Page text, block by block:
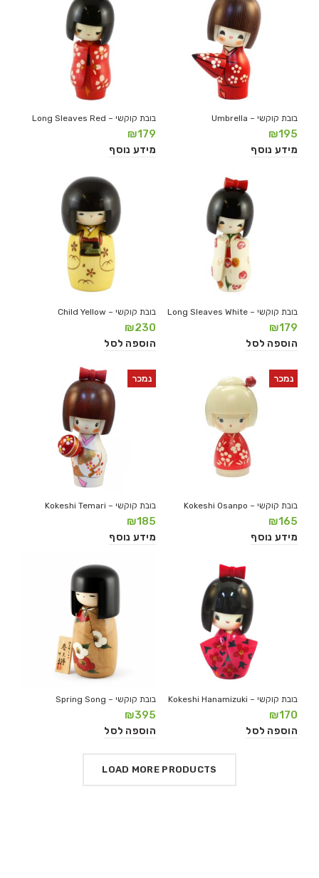
בובת קוקשי – Umbrella
₪195
מידע נוסף
בובת קוקשי – Long Sleaves Red
₪179
מידע נוסף
בובת קוקשי – Long Sleaves White
₪179
הוספה לסל
בובת קוקשי – Child Yellow
₪230
הוספה לסל
נמכר
בובת קוקשי – Kokeshi Osanpo
₪165
מידע נוסף
נמכר
בובת קוקשי – Kokeshi Temari
₪185
מידע נוסף
בובת קוקשי – Kokeshi Hanamizuki
₪170
הוספה לסל
בובת קוקשי – Spring Song
₪395
הוספה לסל
LOAD MORE PRODUCTS